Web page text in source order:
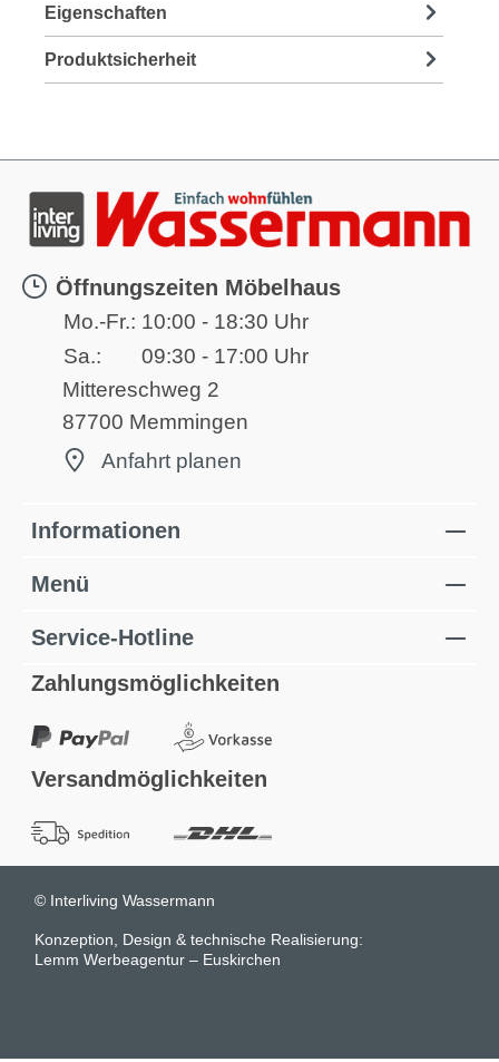
Eigenschaften
Produktsicherheit
Öffnungszeiten Möbelhaus
Mo.-Fr.: 10:00 - 18:30 Uhr
Sa.:
09:30 - 17:00 Uhr
Mittereschweg 2
87700 Memmingen
Anfahrt planen
Informationen
Menü
Service-Hotline
Zahlungsmöglichkeiten
Versandmöglichkeiten
© Interliving Wassermann
Konzeption, Design & technische Realisierung:
Lemm Werbeagentur – Euskirchen